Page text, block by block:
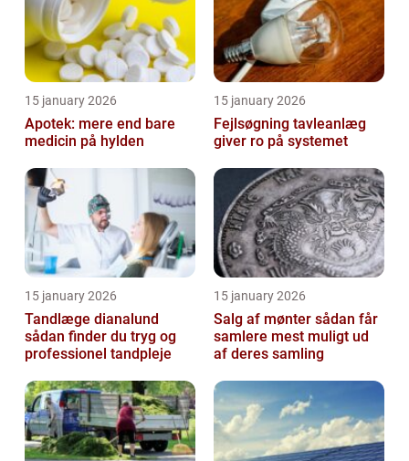
15 january 2026
Apotek: mere end bare
medicin på hylden
15 january 2026
Fejlsøgning tavleanlæg
giver ro på systemet
15 january 2026
Tandlæge dianalund
sådan finder du tryg og
professionel tandpleje
15 january 2026
Salg af mønter sådan får
samlere mest muligt ud
af deres samling